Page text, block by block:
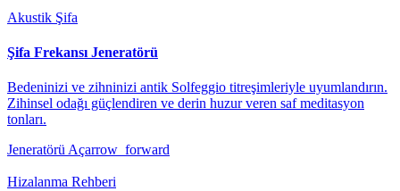
Akustik Şifa
Şifa Frekansı Jeneratörü
Bedeninizi ve zihninizi antik Solfeggio titreşimleriyle uyumlandırın.
Zihinsel odağı güçlendiren ve derin huzur veren saf meditasyon
tonları.
Jeneratörü Açarrow_forward
Hizalanma Rehberi